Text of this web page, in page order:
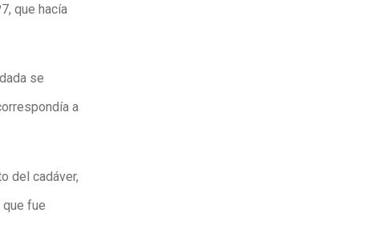
que hacía
se
a
del cadáver,
fue